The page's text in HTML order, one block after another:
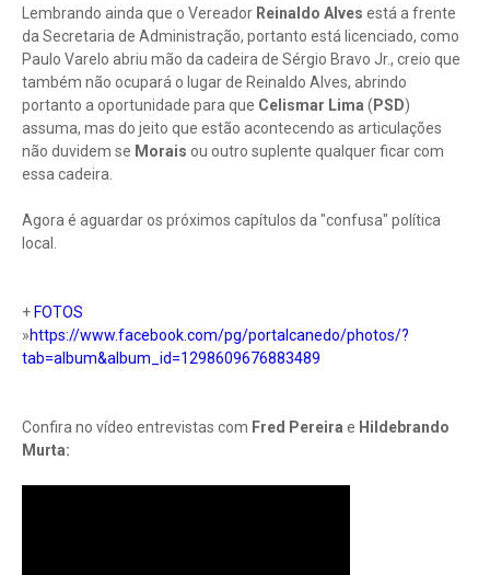
Lembrando ainda que o Vereador Reinaldo Alves está a frente
da Secretaria de Administração, portanto está licenciado, como
Paulo Varelo abriu mão da cadeira de Sérgio Bravo Jr., creio que
também não ocupará o lugar de Reinaldo Alves, abrindo
portanto a oportunidade para que Celismar Lima ( PSD)
assuma, mas do jeito que estão acontecendo as articulações
não duvidem se Morais ou outro suplente qualquer ficar com
essa cadeira.
Agora é aguardar os próximos capítulos da "confusa" política
local.
+ FOTOS
»https://www.facebook.com/pg/portalcanedo/photos/?
tab=album&album_id=1298609676883489
Confira no vídeo entrevistas com Fred Pereira e Hildebrando
Murta: